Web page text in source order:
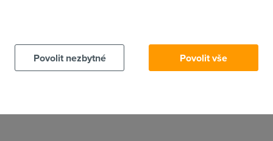
že někteří lidé jsou na něj milosrdní, ale já bych to po
- po pár týdnech se začali sypat.
nemám negativní zkušenosti . Obecně patří mezi lepší
Povolit nezbytné
Povolit vše